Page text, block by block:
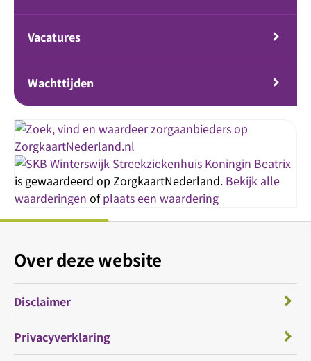
Vacatures
Wachttijden
Streekziekenhuis Koningin Beatrix
is gewaardeerd op ZorgkaartNederland. Bekijk alle
waarderingen ofplaats een waardering
Over deze website
Disclaimer
Privacyverklaring